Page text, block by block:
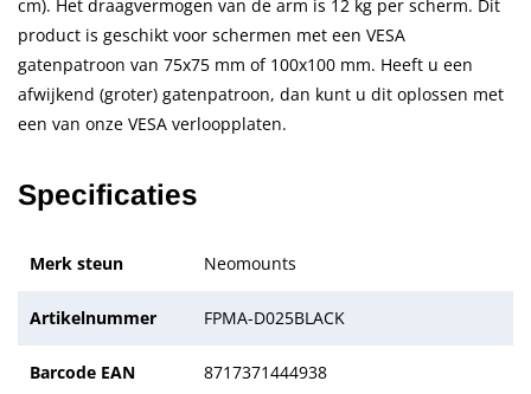
Specificaties
Merk steun Neomounts
Artikelnummer FPMA-D025BLACK
Barcode EAN 8717371444938
cm). Het draagvermogen van de arm is 12 kg per scherm. Dit
product is geschikt voor schermen met een VESA
gatenpatroon van 75x75 mm of 100x100 mm. Heeft u een
afwijkend (groter) gatenpatroon, dan kunt u dit oplossen met
een van onze VESA verloopplaten.